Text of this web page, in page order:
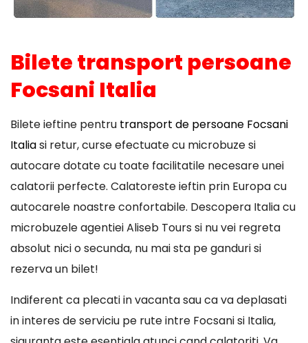
Bilete transport persoane
Focsani Italia
Bilete ieftine pentru transport de persoane Focsani
Italiasi retur, curse efectuate cu microbuze si
autocare dotate cu toate facilitatile necesare unei
calatorii perfecte. Calatoreste ieftin prin Europa cu
autocarele noastre confortabile. Descopera Italia cu
microbuzele agentiei Aliseb Tours si nu vei regreta
absolut nici o secunda, nu mai sta pe ganduri si
rezerva un bilet!
Indiferent ca plecati in vacanta sau ca va deplasati
in interes de serviciu pe rute intre Focsani si Italia,